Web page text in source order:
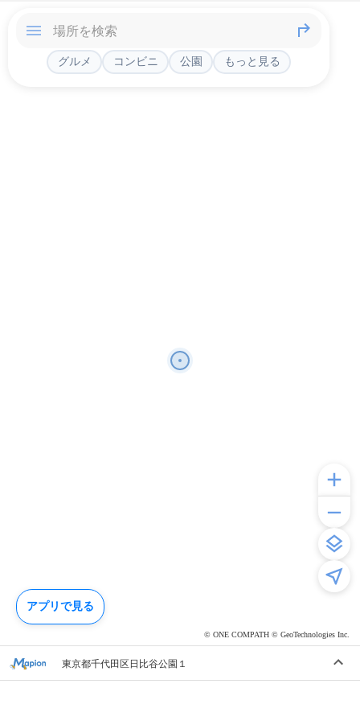
© ONE COMPATH © GeoTechnologies Inc.
グルメ コンビニ 公園 もっと見る
東京都千代田区日比谷公園１
アプリで見る